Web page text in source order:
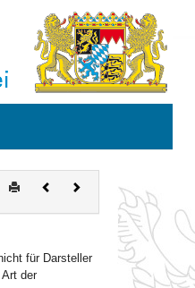
DruckenVorherigesNächstes
Dokument
für Darsteller
der